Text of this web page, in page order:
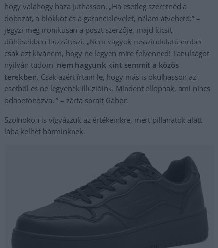
hogy valahogy haza juthasson. „Ha esetleg szeretnéd a
dobozát, a blokkot és a garancialevelet, nálam átvehető.” –
jegyzi meg ironikusan a poszt szerzője, majd kicsit
dühösebben hozzáteszi: „Nem vagyok rosszindulatú ember
csak azt kívánom, hogy ne legyen mire felvenned! Tanulságot
nyilván tudom: nem hagyunk kint semmit a közös
terekben. Csak azért írtam le, hogy más is okulhasson az
esetből és ne legyenek illúzióink. Mindent ellopnak, ami nincs
odabetonozva. ” – zárta sorait Gábor.
Szolnokon is vigyázzuk az értékeinkre, mert pillanatok alatt
lába kelhet bárminknek.